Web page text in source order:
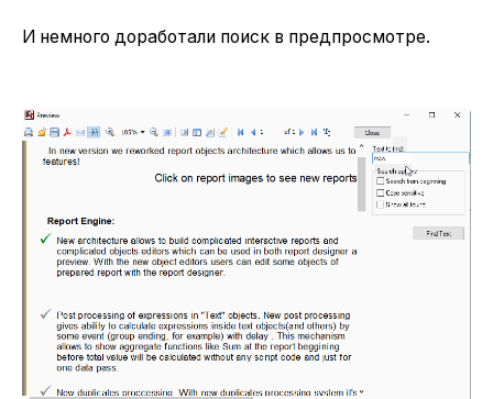
И немного доработали поиск в предпросмотре.